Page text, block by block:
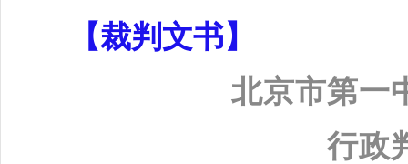
【裁判文书】
北京市第一
行政